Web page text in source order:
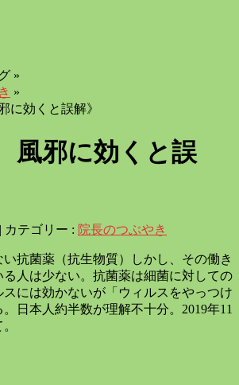
»
»
に効くと誤解》
風邪に効くと誤
カテゴリー : 院長のつぶやき
抗菌薬（抗生物質）しかし、その働き
る人は少ない。抗菌薬は細菌に対しての
には効かないが「ウィルスをやっつけ
日本人約半数が理解不十分。2019年11